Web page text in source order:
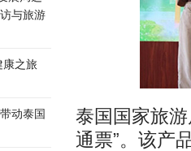
与旅游
之旅
动泰国
泰国国家旅
通票”。该产